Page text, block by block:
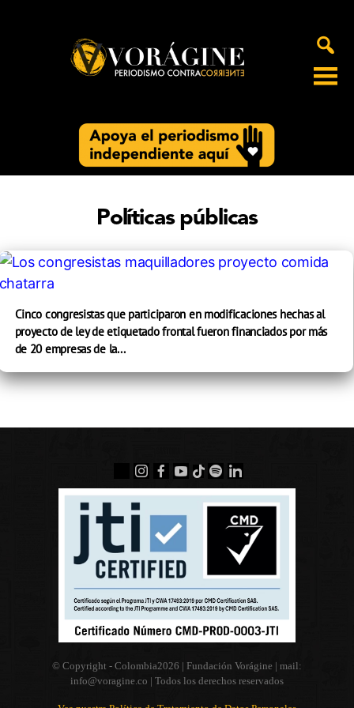
Políticas públicas
Cinco congresistas que participaron en modificaciones hechas al
proyecto de ley de etiquetado frontal fueron financiados por más
de 20 empresas de la...
© Copyright - Colombia2026 | Fundación Vorágine | mail:
info@voragine.co | Todos los derechos reservados